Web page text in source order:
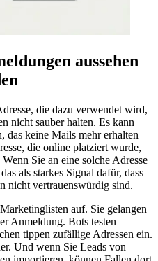
aussehen
die dazu verwendet wird,
nicht sauber halten. Es kann
das keine Mails mehr erhalten
die online platziert wurde,
Sie an eine solche Adresse
als starkes Signal dafür, dass
nicht vertrauenswürdig sind.
auf. Sie gelangen
Anmeldung. Bots testen
tippen zufällige Adressen ein.
Und wenn Sie Leads von